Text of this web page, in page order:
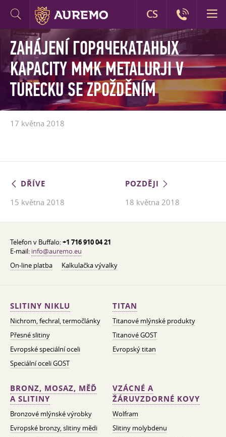
ZAHÁJENÍ ГОРЯЧЕКАТАНЫХ
KAPACITY MMK METALURJI V
TURECKU SE ZPOŽDĚNÍM
17 května 2018
DŘÍVE
15 května 2018
POZDĚJI
18 května 2018
Telefon v Buffalo:+1 716 910 04 21
E-mail: info@auremo.eu
On-line platba
Kalkulačka vývalky
SLITINY NIKLU
Nichrom, fechral, termočlánky
Přesné slitiny
Evropské speciální oceli
Speciální oceli GOST
TITAN
Titanové mlýnské produkty
Titanové GOST
Evropský titan
BRONZ, MOSAZ, MĚĎ
A SLITINY
Bronzové mlýnské výrobky
Evropské bronzy, slitiny mědi
VZÁCNÉ A
ŽÁRUVZDORNÉ KOVY
Wolfram
Slitiny molybdenu
CS